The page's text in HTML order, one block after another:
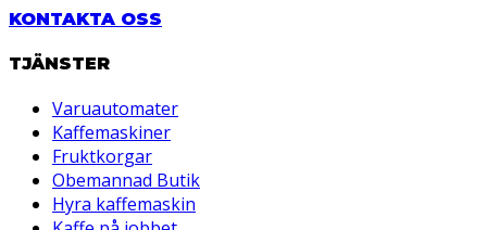
KONTAKTA OSS
TJÄNSTER
Varuautomater
Kaffemaskiner
Fruktkorgar
Obemannad Butik
Hyra kaffemaskin